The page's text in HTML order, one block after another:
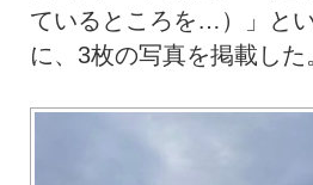
ているところを…）」と
に、3枚の写真を掲載した